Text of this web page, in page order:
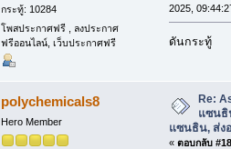
กระทู้: 10284
โพสประกาศฟรี , ลงประกาศ
ฟรีออนไลน์, เว็บประกาศฟรี
2025,
ดันกระทู้
polychemicals8
Hero Member
Re:
แซนธิ
แซนธิน, ส่ง
« ตอบกลับ